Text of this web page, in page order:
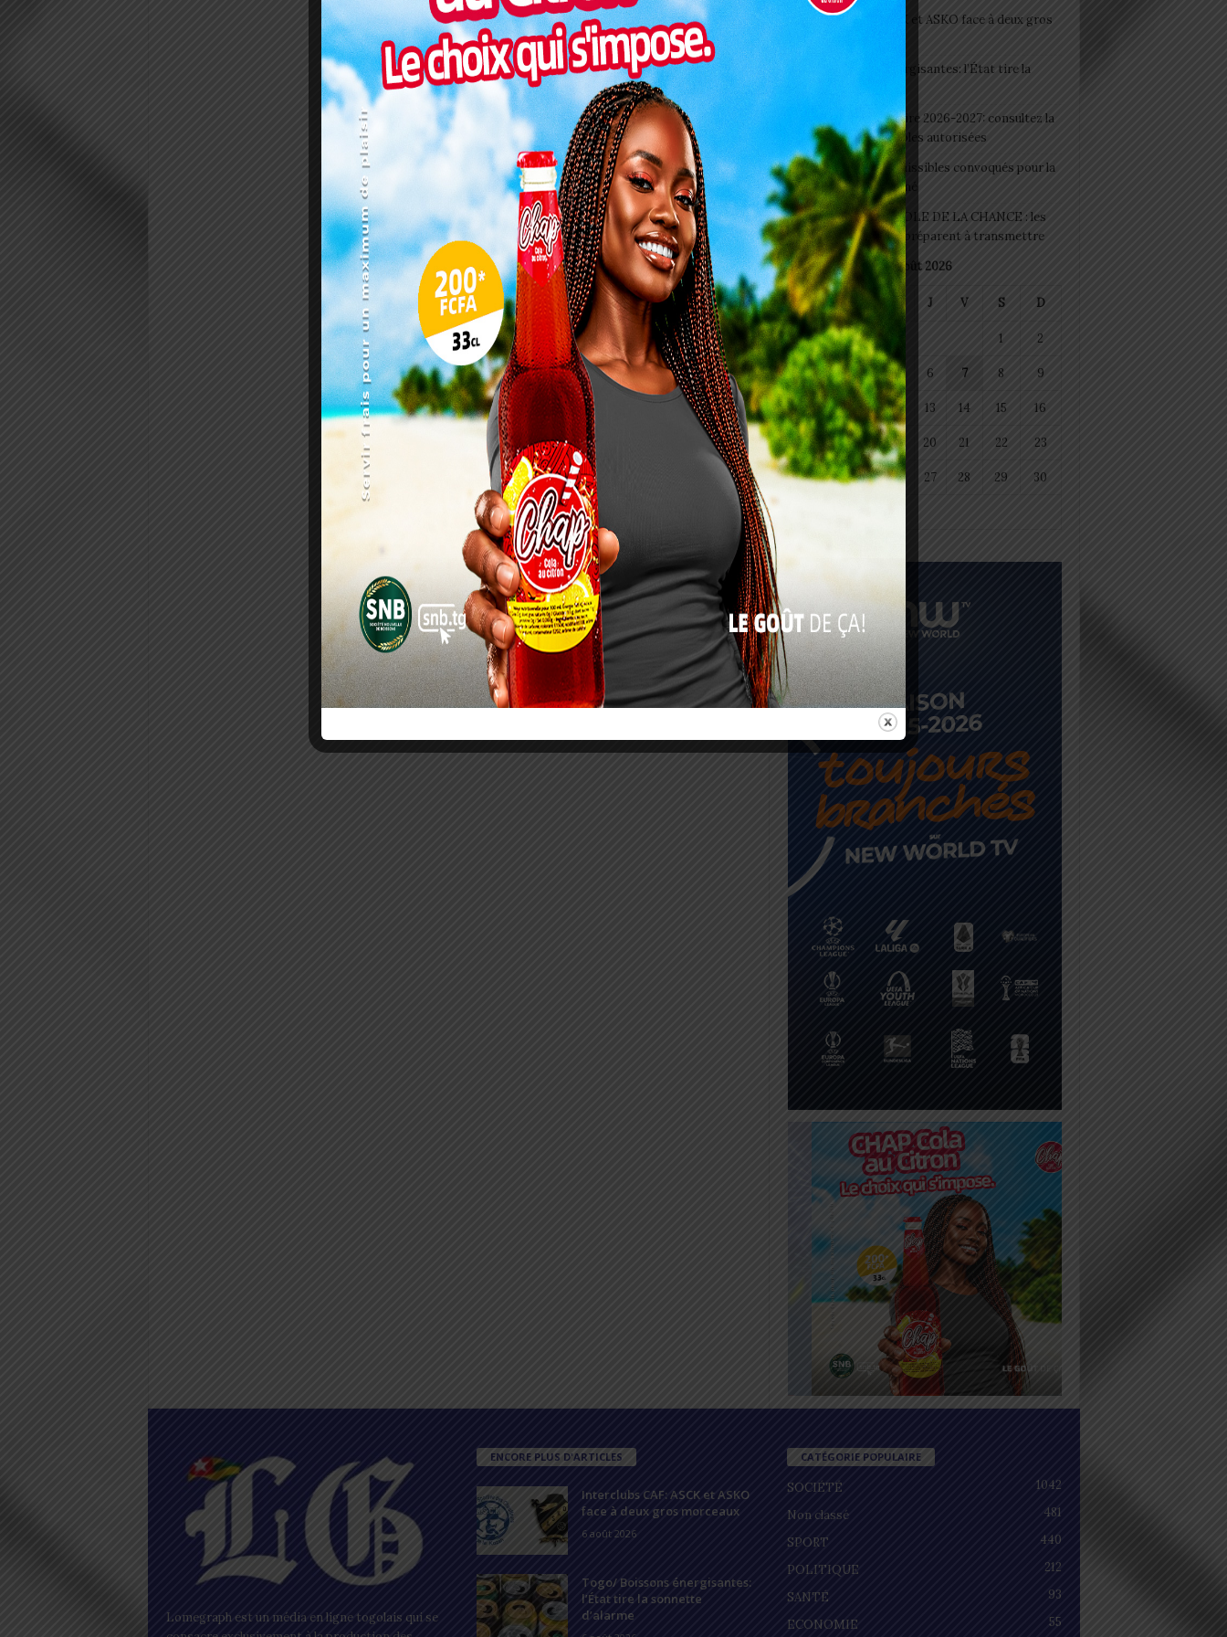
Interclubs CAF: ASCK et ASKO face à deux gros
Togo/ Boissons énergisantes: l’État tire la
Togo/ Rentrée scolaire 2026-2027: consultez la
liste officielle des écoles autorisées
ESSAL 2026 : les admissibles convoqués pour la
visite médicale à Lomé
SWEDD+ Togo / ECOLE DE LA CHANCE : les
maitres-artisans se préparent à transmettre
août 2026
L M M J V S D
1 2
3 4 5 6 7 8 9
10 11 12 13 14 15 16
17 18 19 20 21 22 23
24 25 26 27 28 29 30
Lomegraph est un média en ligne togolais qui se
ENCORE PLUS D'ARTICLES
Interclubs CAF: ASCK et ASKO
face à deux gros morceaux
6 août 2026
Togo/ Boissons énergisantes:
l’État tire la sonnette
d’alarme
CATÉGORIE POPULAIRE
SOCIÉTÉ
1042
Non classé
481
SPORT
440
POLITIQUE
212
SANTÉ
93
ECONOMIE
55